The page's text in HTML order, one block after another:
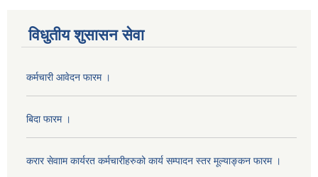
विधुतीय शुसासन सेवा
कर्मचारी आवेदन फारम ।
बिदा फारम ।
करार सेवााम कार्यरत कर्मचारीहरुको कार्य सम्पादन स्तर मूल्याङ्कन फारम ।